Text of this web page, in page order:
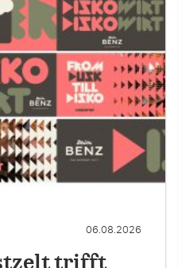
06.08.2026
trifft